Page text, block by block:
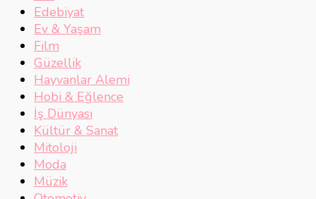
Edebiyat
Ev & Yaşam
Film
Güzellik
Hayvanlar Alemi
Hobi & Eğlence
İş Dünyası
Kültür & Sanat
Mitoloji
Moda
Müzik